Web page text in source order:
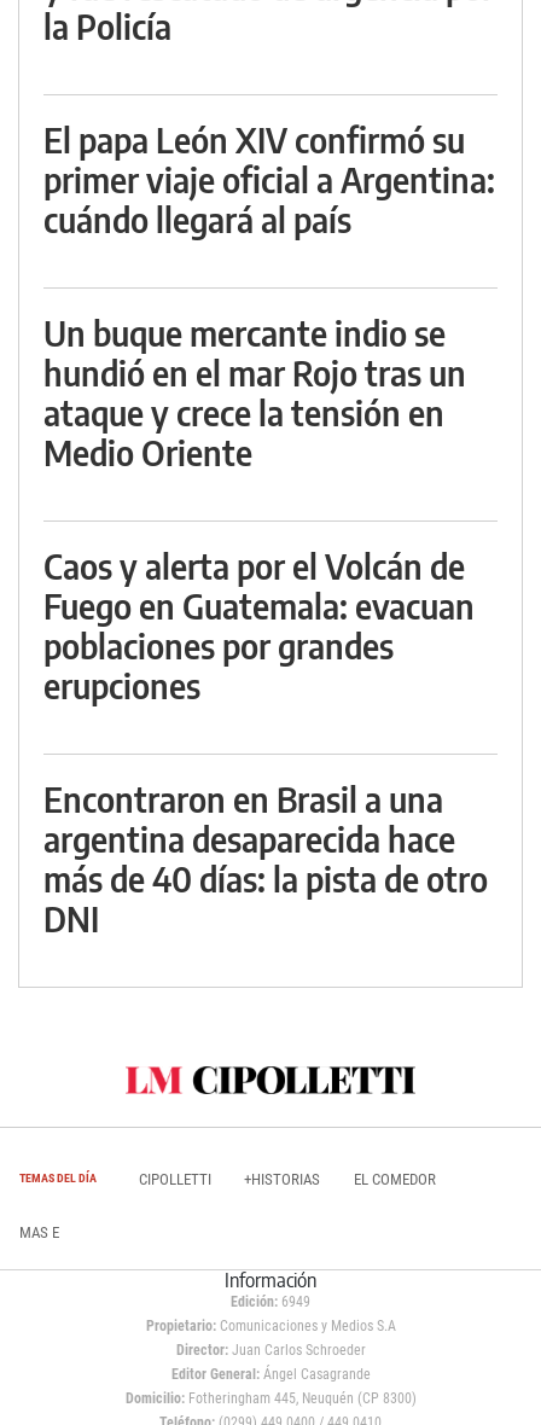
la Policía
El papa León XIV confirmó su
primer viaje oficial a Argentina:
cuándo llegará al país
Un buque mercante indio se
hundió en el mar Rojo tras un
ataque y crece la tensión en
Medio Oriente
Caos y alerta por el Volcán de
Fuego en Guatemala: evacuan
poblaciones por grandes
erupciones
Encontraron en Brasil a una
argentina desaparecida hace
más de 40 días: la pista de otro
DNI
TEMAS DEL DÍA CIPOLLETTI +HISTORIAS EL COMEDOR
MAS E
Información
Edición: 6949
Propietario:Comunicaciones y Medios S.A
Director: Juan Carlos Schroeder
Editor General:Ángel Casagrande
Domicilio:Fotheringham 445, Neuquén (CP 8300)